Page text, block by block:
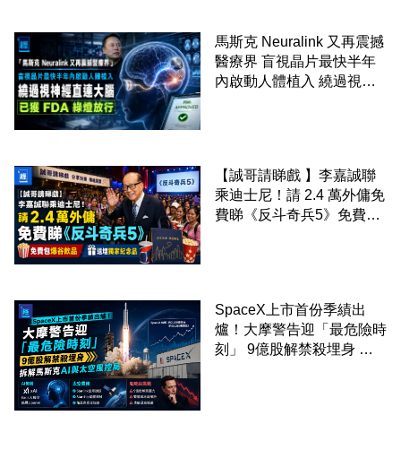
馬斯克 Neuralink 又再震撼
醫療界 盲視晶片最快半年
內啟動人體植入 繞過視神
【誠哥請睇戲 】李嘉誠聯
乘迪士尼！請 2.4 萬外傭免
費睇《反斗奇兵5》免費包
SpaceX上市首份季績出
爐！大摩警告迎「最危險時
刻」 9億股解禁殺埋身 拆